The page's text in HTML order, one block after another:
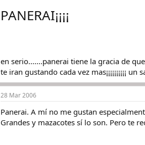
PANERAI¡¡¡¡
en serio.......panerai tiene la gracia de
te iran gustando cada vez mas¡¡¡¡¡¡¡¡¡¡ un
28 Mar 2006
Panerai. A mí no me gustan
Grandes y mazacotes sí lo son. Pero te